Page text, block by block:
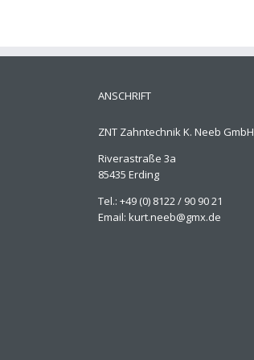
ANSCHRIFT
ZNT Zahntechnik K. Neeb GmbH
Riverastraße 3a
85435 Erding
Tel.: +49 (0) 8122 / 90 90 21
Email: kurt.neeb@gmx.de